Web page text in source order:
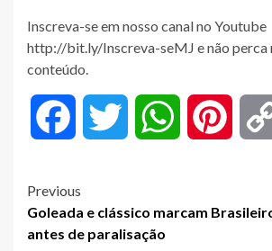
Inscreva-se em nosso canal no Youtube
http://bit.ly/Inscreva-seMJ e não perca
conteúdo.
Facebook Twitter WhatsApp
Post
navigation
Previous
Goleada e clássico marcam
antes de paralisação